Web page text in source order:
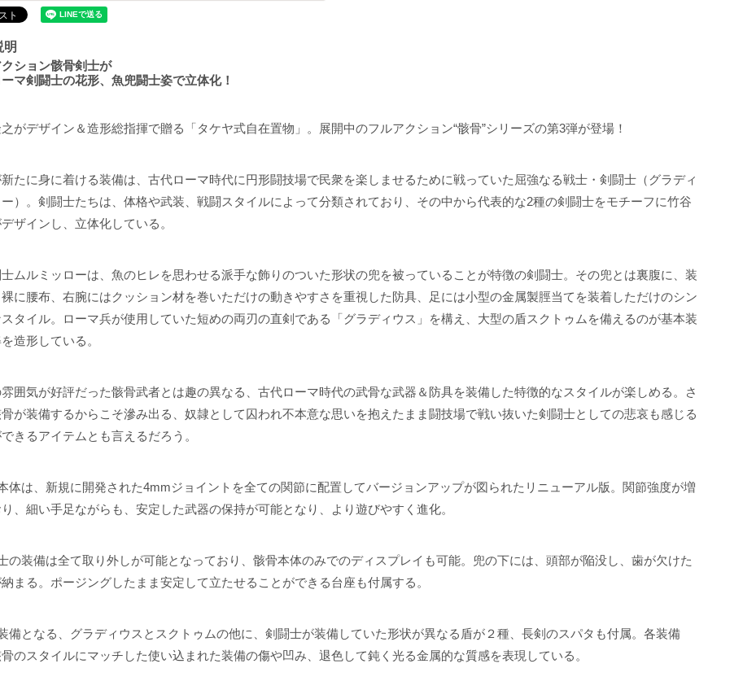
明
ション骸骨剣士が
マ剣闘士の花形、魚兜闘士姿で立体化！
がデザイン＆造形総指揮で贈る「タケヤ式自在置物」。展開中のフルアクション“骸骨”シリーズの第3弾が登場！
たに身に着ける装備は、古代ローマ時代に円形闘技場で民衆を楽しませるために戦っていた屈強なる戦士・剣闘士（グラディ
）。剣闘士たちは、体格や武装、戦闘スタイルによって分類されており、その中から代表的な2種の剣闘士をモチーフに竹谷
ザインし、立体化している。
ムルミッローは、魚のヒレを思わせる派手な飾りのついた形状の兜を被っていることが特徴の剣闘士。その兜とは裏腹に、装
に腰布、右腕にはクッション材を巻いただけの動きやすさを重視した防具、足には小型の金属製脛当てを装着しただけのシン
タイル。ローマ兵が使用していた短めの両刃の直剣である「グラディウス」を構え、大型の盾スクトゥムを備えるのが基本装
造形している。
囲気が好評だった骸骨武者とは趣の異なる、古代ローマ時代の武骨な武器＆防具を装備した特徴的なスタイルが楽しめる。さ
骨が装備するからこそ滲み出る、奴隷として囚われ不本意な思いを抱えたまま闘技場で戦い抜いた剣闘士としての悲哀も感じる
きるアイテムとも言えるだろう。
体は、新規に開発された4mmジョイントを全ての関節に配置してバージョンアップが図られたリニューアル版。関節強度が増
り、細い手足ながらも、安定した武器の保持が可能となり、より遊びやすく進化。
の装備は全て取り外しが可能となっており、骸骨本体のみでのディスプレイも可能。兜の下には、頭部が陥没し、歯が欠けた
まる。ポージングしたまま安定して立たせることができる台座も付属する。
備となる、グラディウスとスクトゥムの他に、剣闘士が装備していた形状が異なる盾が２種、長剣のスパタも付属。各装備
のスタイルにマッチした使い込まれた装備の傷や凹み、退色して鈍く光る金属的な質感を表現している。